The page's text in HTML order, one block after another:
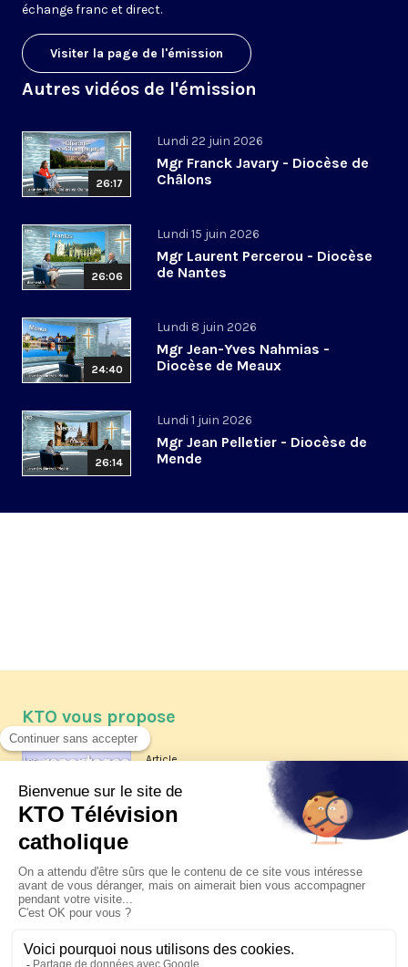
échange franc et direct.
Visiter la page de l'émission
Autres vidéos de l'émission
26:17
Lundi 22 juin 2026
Mgr Franck Javary - Diocèse de
Châlons
26:06
Lundi 15 juin 2026
Mgr Laurent Percerou - Diocèse
de Nantes
24:40
Lundi 8 juin 2026
Mgr Jean-Yves Nahmias -
Diocèse de Meaux
26:14
Lundi 1 juin 2026
Mgr Jean Pelletier - Diocèse de
Mende
KTO vous propose
Article
Les reportages d'été 2026 de KTO
La visite pastorale du pape Léon
XIV à Assise à suivre sur KTO le
jeudi 6 août
Le pape en Uruguay, Argentine et